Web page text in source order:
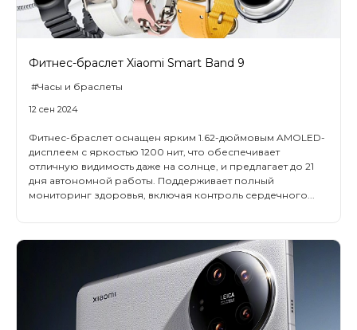
Фитнес-браслет Xiaomi Smart Band 9
#Часы и браслеты
12 сен 2024
Фитнес-браслет оснащен ярким 1.62-дюймовым AMOLED-
дисплеем с яркостью 1200 нит, что обеспечивает
отличную видимость даже на солнце, и предлагает до 21
дня автономной работы. Поддерживает полный
мониторинг здоровья, включая контроль сердечного...